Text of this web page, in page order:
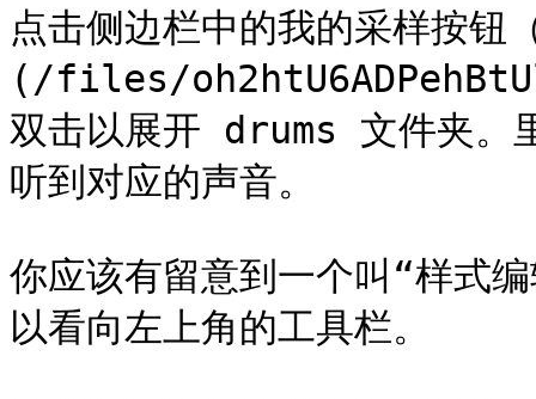
点击侧边栏中的我的采样按
(/files/
双击以展开 drums 文件夹。
听到对应的声音。
你应该有留意到一个叫“样式
以看向左上角的工具栏。